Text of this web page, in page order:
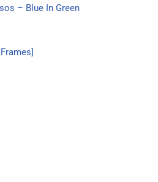
– Blue In Green